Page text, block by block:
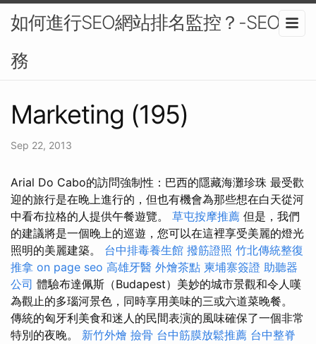
如何進行SEO網站排名監控？-SEO服
務
Marketing (195)
Sep 22, 2013
Arial Do Cabo的訪問強制性：巴西的隱藏海灘珍珠 最受歡
迎的旅行是在晚上進行的，但也有機會為那些想在白天從河
中看布拉格的人提供午餐遊覽。 草屯按摩推薦 但是，我們
的建議將是一個晚上的巡遊，您可以在這裡享受美麗的燈光
照明的美麗建築。 台中排毒養生館 撥筋證照 竹北傳統整復
推拿 on page seo 高雄牙醫 外燴茶點 柬埔寨簽證 助聽器
公司 體驗布達佩斯（Budapest）美妙的城市景觀和令人嘆
為觀止的多瑙河景色，同時享用美味的三或六道菜晚餐。
傳統的匈牙利美食和迷人的民間表演的風味確保了一個非常
特別的夜晚。 新竹外燴 撿骨 台中筋膜放鬆推薦 台中整脊